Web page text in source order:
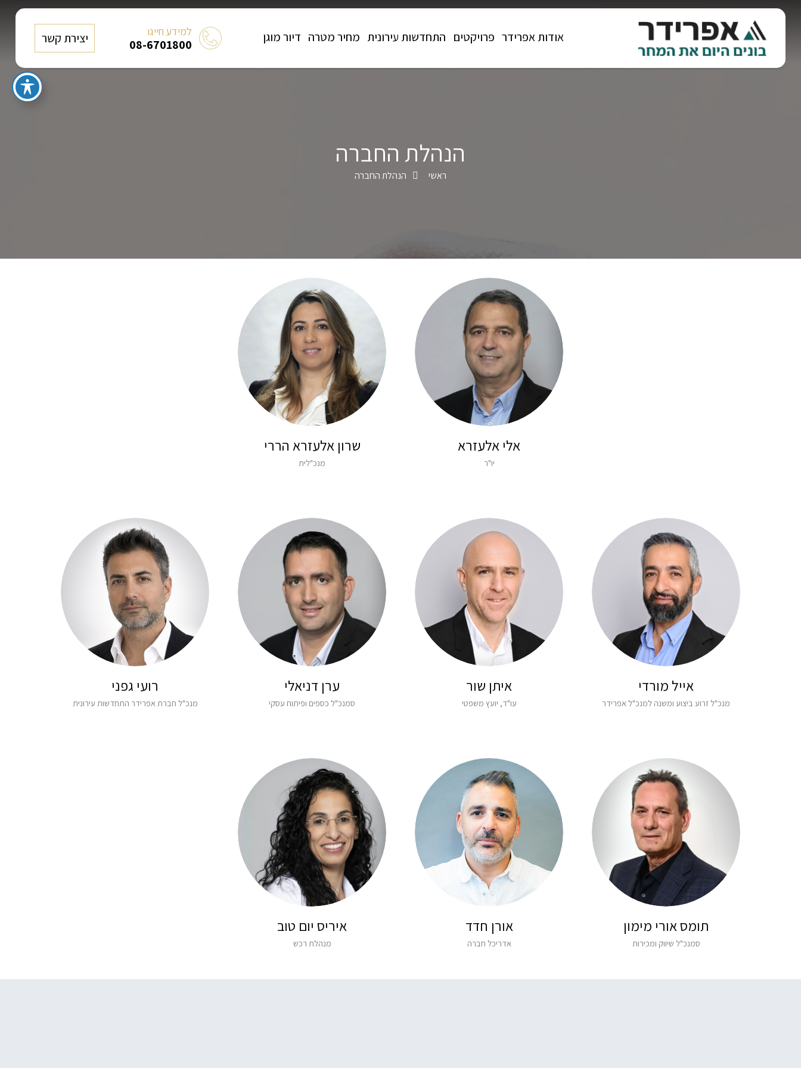
אודות אפרידר פרויקטים התחדשות עירונית מחיר מטרה דיור מוגן למידע חייגו
08-6701800 יצירת קשר
הנהלת החברה
ראשי הנהלת החברה
אלי אלעזרא
יו"ר
שרון אלעזרא הררי
מנכ"לית
אייל מורדי
מנכ"ל זרוע ביצוע ומשנה למנכ"ל אפרידר
איתן שור
עו"ד, יועץ משפטי
ערן דניאלי
סמנכ"ל כספים ופיתוח עסקי
רועי גפני
מנכ"ל חברת אפרידר התחדשות עירונית
תומס אורי מימון
סמנכ"ל שיווק ומכירות
אורן חדד
אדריכל חברה
איריס יום טוב
מנהלת רכש